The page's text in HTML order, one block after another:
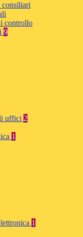
controllo
9
uffici 2
1
1